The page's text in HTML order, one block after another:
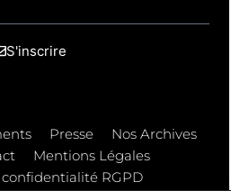
S'inscrire
Presse
Nos Archives
Mentions Légales
RGPD